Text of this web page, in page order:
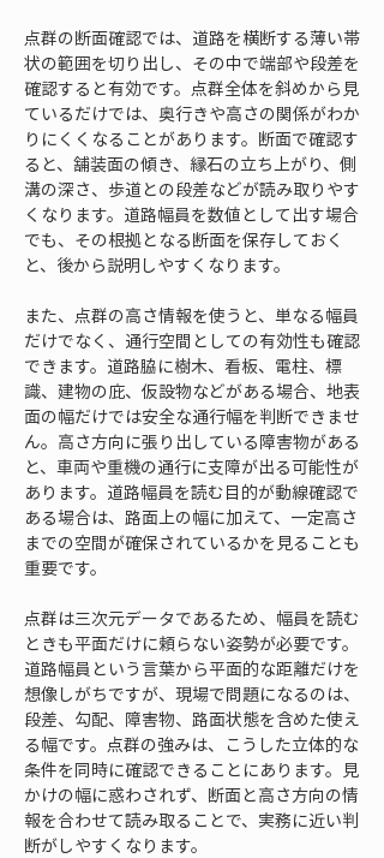
点群の断面確認では、道路を横断する薄い帯
状の範囲を切り出し、その中で端部や段差を
確認すると有効です。点群全体を斜めから見
ているだけでは、奥行きや高さの関係がわか
りにくくなることがあります。断面で確認す
ると、舗装面の傾き、縁石の立ち上がり、側
溝の深さ、歩道との段差などが読み取りやす
くなります。道路幅員を数値として出す場合
でも、その根拠となる断面を保存しておく
と、後から説明しやすくなります。
また、点群の高さ情報を使うと、単なる幅員
だけでなく、通行空間としての有効性も確認
できます。道路脇に樹木、看板、電柱、標
識、建物の庇、仮設物などがある場合、地表
面の幅だけでは安全な通行幅を判断できませ
ん。高さ方向に張り出している障害物がある
と、車両や重機の通行に支障が出る可能性が
あります。道路幅員を読む目的が動線確認で
ある場合は、路面上の幅に加えて、一定高さ
までの空間が確保されているかを見ることも
重要です。
点群は三次元データであるため、幅員を読む
ときも平面だけに頼らない姿勢が必要です。
道路幅員という言葉から平面的な距離だけを
想像しがちですが、現場で問題になるのは、
段差、勾配、障害物、路面状態を含めた使え
る幅です。点群の強みは、こうした立体的な
条件を同時に確認できることにあります。見
かけの幅に惑わされず、断面と高さ方向の情
報を合わせて読み取ることで、実務に近い判
断がしやすくなります。